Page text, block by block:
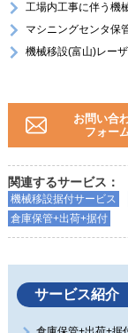
工場内工事に伴う機
マシニングセンタ保
機械移設(富山)レー
お問い合
フォー
関連するサービス：
機械移設据付サービス
倉庫保管+出荷+据付
サービス紹介